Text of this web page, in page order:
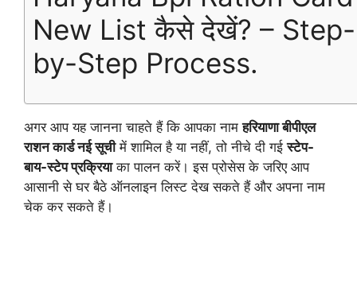
New List कैसे देखें? – Step-
by-Step Process.
अगर आप यह जानना चाहते हैं कि आपका नामहरियाणा बीपीएल
राशन कार्ड नई सूचीमें शामिल है या नहीं, तो नीचे दी गईस्टेप-
बाय-स्टेप प्रक्रियाका पालन करें। इस प्रोसेस के जरिए आप
आसानी से घर बैठे ऑनलाइन लिस्ट देख सकते हैं और अपना नाम
चेक कर सकते हैं।